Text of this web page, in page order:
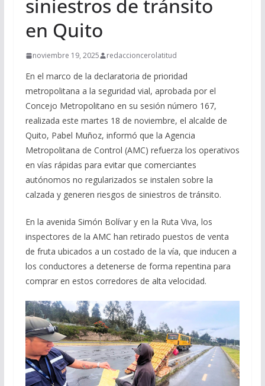
siniestros de tránsito
en Quito
noviembre 19, 2025 redaccioncerolatitud
En el marco de la declaratoria de prioridad
metropolitana a la seguridad vial, aprobada por el
Concejo Metropolitano en su sesión número 167,
realizada este martes 18 de noviembre, el alcalde de
Quito, Pabel Muñoz, informó que la Agencia
Metropolitana de Control (AMC) refuerza los operativos
en vías rápidas para evitar que comerciantes
autónomos no regularizados se instalen sobre la
calzada y generen riesgos de siniestros de tránsito.
En la avenida Simón Bolívar y en la Ruta Viva, los
inspectores de la AMC han retirado puestos de venta
de fruta ubicados a un costado de la vía, que inducen a
los conductores a detenerse de forma repentina para
comprar en estos corredores de alta velocidad.